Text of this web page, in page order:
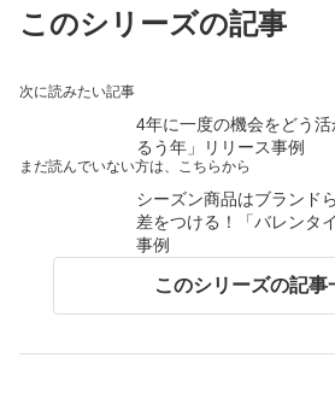
このシリーズの記事
次に読みたい記事
4年に一度の機会をどう
るう年」リリース事例
まだ読んでいない方は、こちらから
シーズン商品はブランド
差をつける！「バレンタ
事例
このシリーズの記事